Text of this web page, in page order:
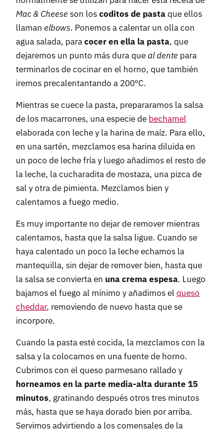
Mac & Cheeseson loscoditos de pastaque ellos
llaman elbows. Ponemos a calentar un olla con
agua salada, paracocer en ella la pasta, que
dejaremos un punto más dura queal dente para
terminarlos de cocinar en el horno, que también
iremos precalentantando a 200ºC.
Mientras se cuece la pasta, prepararamos la salsa
de los macarrones, una especie de bechamel
elaborada con leche y la harina de maíz. Para ello,
en una sartén, mezclamos esa harina diluida en
un poco de leche fría y luego añadimos el resto de
la leche, la cucharadita de mostaza, una pizca de
sal y otra de pimienta. Mezclamos bien y
calentamos a fuego medio.
Es muy importante no dejar de remover mientras
calentamos, hasta que la salsa ligue. Cuando se
haya calentado un poco la leche echamos la
mantequilla, sin dejar de remover bien, hasta que
la salsa se convierta en una crema espesa. Luego
bajamos el fuego al mínimo y añadimos el queso
cheddar, removiendo de nuevo hasta que se
incorpore.
Cuando la pasta esté cocida, la mezclamos con la
salsa y la colocamos en una fuente de horno.
Cubrimos con el queso parmesano rallado y
horneamos en la parte media-alta durante 15
minutos, gratinando después otros tres minutos
más, hasta que se haya dorado bien por arriba.
Servimos advirtiendo a los comensales de la